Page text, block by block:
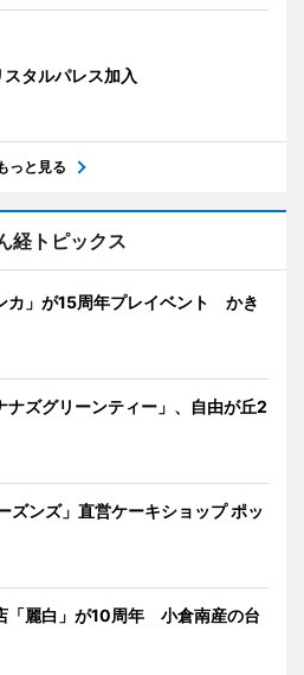
タルパレス加入
っと見る
経トピックス
カ」が15周年プレイベント かき
ナズグリーンティー」、自由が丘2
ズンズ」直営ケーキショップ ポッ
「麗白」が10周年 小倉南産の台